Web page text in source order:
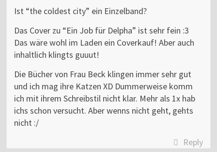
Ist “the coldest city” ein Einzelband?
Das Cover zu “Ein Job für Delpha” ist sehr fein :3
Das wäre wohl im Laden ein Coverkauf! Aber auch
inhaltlich klingts guuut!
Die Bücher von Frau Beck klingen immer sehr gut
und ich mag ihre Katzen XD Dummerweise komm
ich mit ihrem Schreibstil nicht klar. Mehr als 1x hab
ichs schon versucht. Aber wenns nicht geht, gehts
nicht :/
Reply